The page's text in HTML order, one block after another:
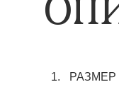
РАЗМЕР